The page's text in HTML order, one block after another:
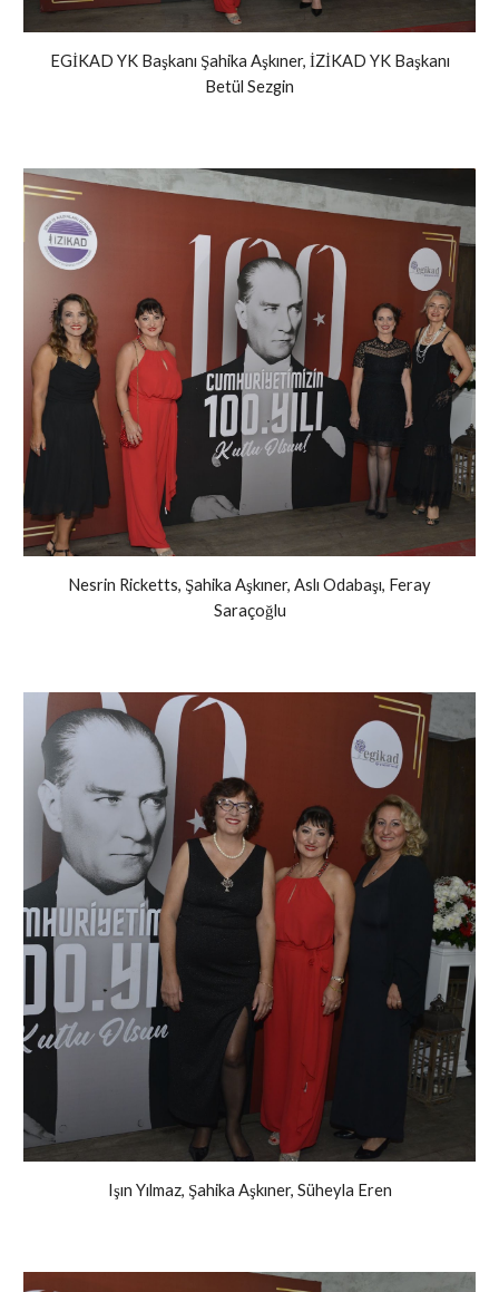
EGİKAD YK Başkanı Şahika Aşkıner, İZİKAD YK Başkanı
Betül Sezgin
Nesrin Ricketts, Şahika Aşkıner, Aslı Odabaşı, Feray
Saraçoğlu
Işın Yılmaz, Şahika Aşkıner, Süheyla Eren